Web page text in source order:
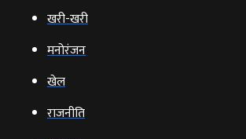
खरी-खरी
मनोरंजन
खेल
राजनीति